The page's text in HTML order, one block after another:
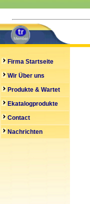
Firma Startseite
Wir Über uns
Produkte & Wartet
Ekatalogprodukte
Contact
Nachrichten